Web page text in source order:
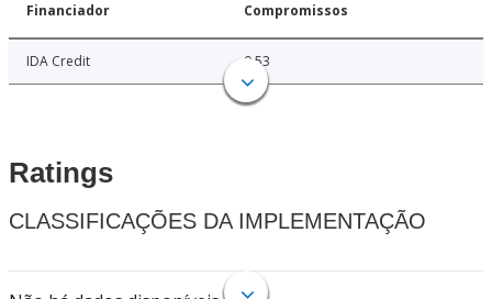
Financiador Compromissos
IDA Credit 0.53
Ratings
CLASSIFICAÇÕES DA IMPLEMENTAÇÃO